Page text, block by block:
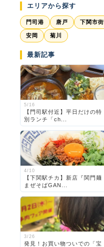
エリアから探す
門司港 唐戸 下関市街
安岡 菊川
最新記事
5/16
【門司駅付近】平日だけの特
別ランチ「ch...
4/10
【下関駅チカ】新店『関門麺
まぜそばGAN...
3/26
発見！お買い物ついでの「宝